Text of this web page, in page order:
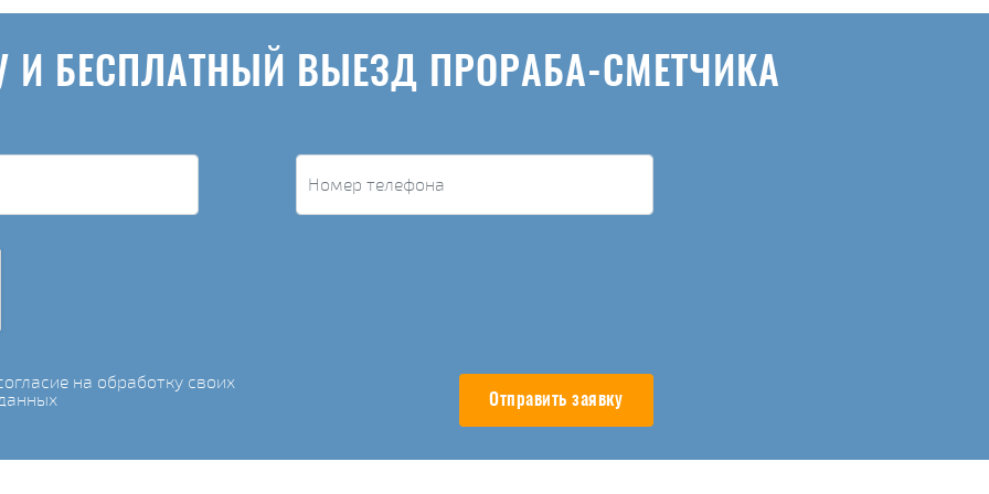
И БЕСПЛАТНЫЙ ВЫЕЗД ПРОРАБА-СМЕТЧИКА
на обработку своих
Отправить заявку